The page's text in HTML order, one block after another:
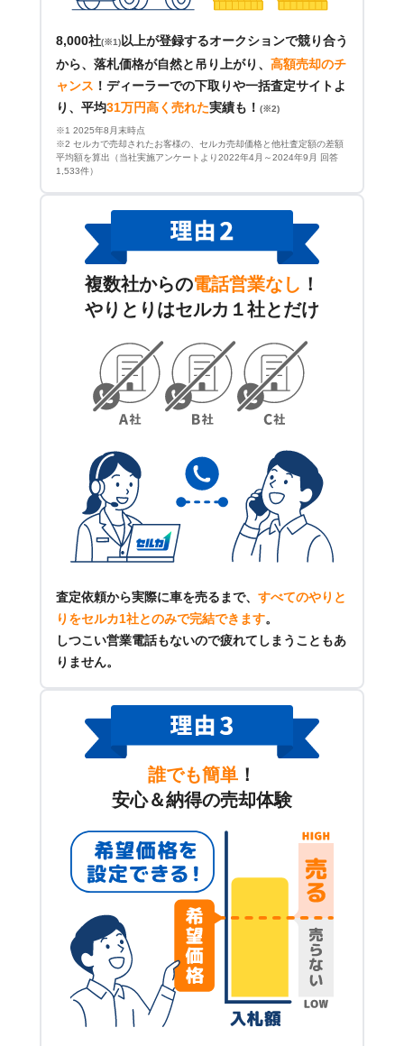
8,000社(※1) 以上が登録するオークションで競り合う
から、落札価格が自然と吊り上がり、 高額売却のチ
ャンス ！ ディーラーでの下取りや一括査定サイトよ
り、平均31万円高く売れた実績も！ (※2)
※1 2025年8月末時点
※2 セルカで売却されたお客様の、セルカ売却価格と他社査定額の差額
平均額を算出（当社実施アンケートより2022年4月～2024年9月 回答
1,533件）
複数社からの電話営業なし ！
やりとりはセルカ１社とだけ
査定依頼から実際に車を売るまで、 すべてのやりと
りをセルカ1社とのみで完結できます。
しつこい営業電話もないので疲れてしまうこともあ
りません。
誰でも簡単 ！
安心＆納得の売却体験